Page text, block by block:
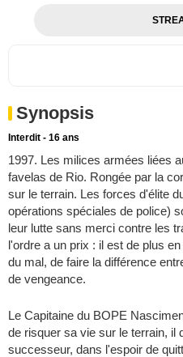
Synopsis
Interdit - 16 ans
1997. Les milices armées liées
favelas de Rio. Rongée par la
sur le terrain. Les forces d'élite
opérations spéciales de police)
leur lutte sans merci contre les
l'ordre a un prix : il est de plus
du mal, de faire la différence
de vengeance.
Le Capitaine du BOPE
de risquer sa vie sur le terrain, il
successeur, dans l'espoir de